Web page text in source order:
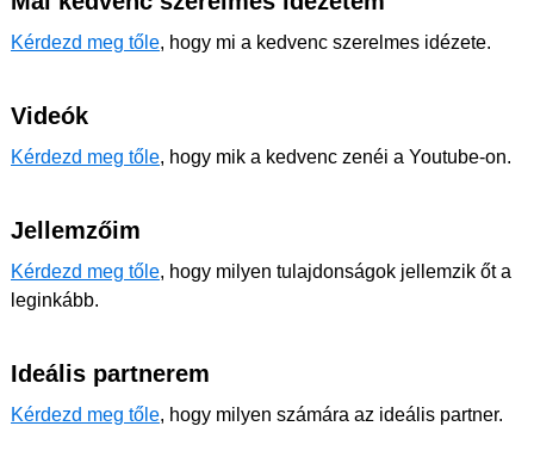
Kérdezd meg tőle, hogy mi a kedvenc szerelmes idézete.
Videók
Kérdezd meg tőle, hogy mik a kedvenc zenéi a Youtube-on.
Jellemzőim
Kérdezd meg tőle, hogy milyen tulajdonságok jellemzik őt a
leginkább.
Ideális partnerem
Kérdezd meg tőle, hogy milyen számára az ideális partner.